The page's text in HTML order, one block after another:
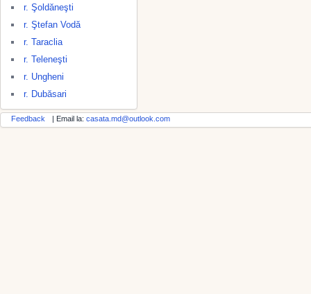
r. Şoldăneşti
r. Ştefan Vodă
r. Taraclia
r. Teleneşti
r. Ungheni
r. Dubăsari
Feedback | Email la: casata.md@outlook.com